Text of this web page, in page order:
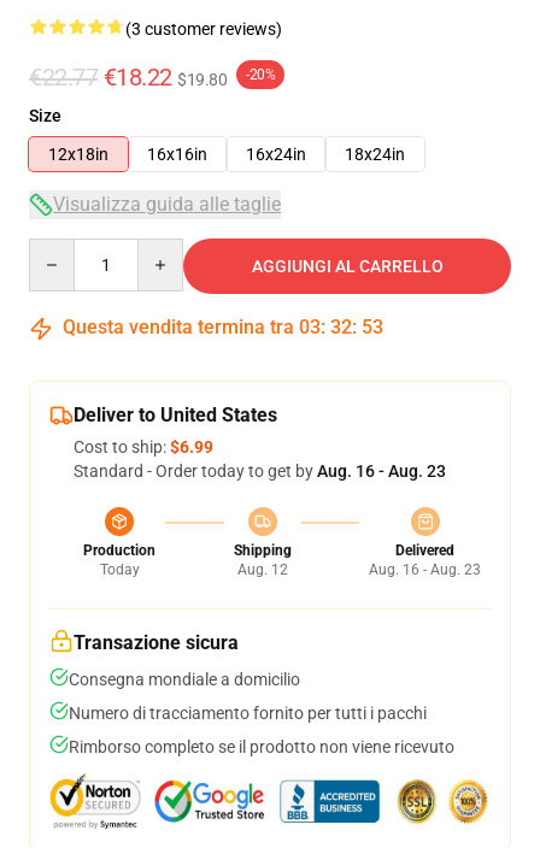
(3 customer reviews)
€22.77 €18.22 $19.80 -20%
Size
12x18in
16x16in 16x24in 18x24in
Visualizza guida alle taglie
AGGIUNGI AL CARRELLO
Questa vendita termina tra 03: 32: 51
Deliver to United States
Cost to ship:$6.99
Standard - Order today to get byAug. 16 - Aug. 23
Production
Today
Shipping
Aug. 12
Delivered
Aug. 16 - Aug. 23
Transazione sicura
Consegna mondiale a domicilio
Numero di tracciamento fornito per tutti i pacchi
Rimborso completo se il prodotto non viene ricevuto